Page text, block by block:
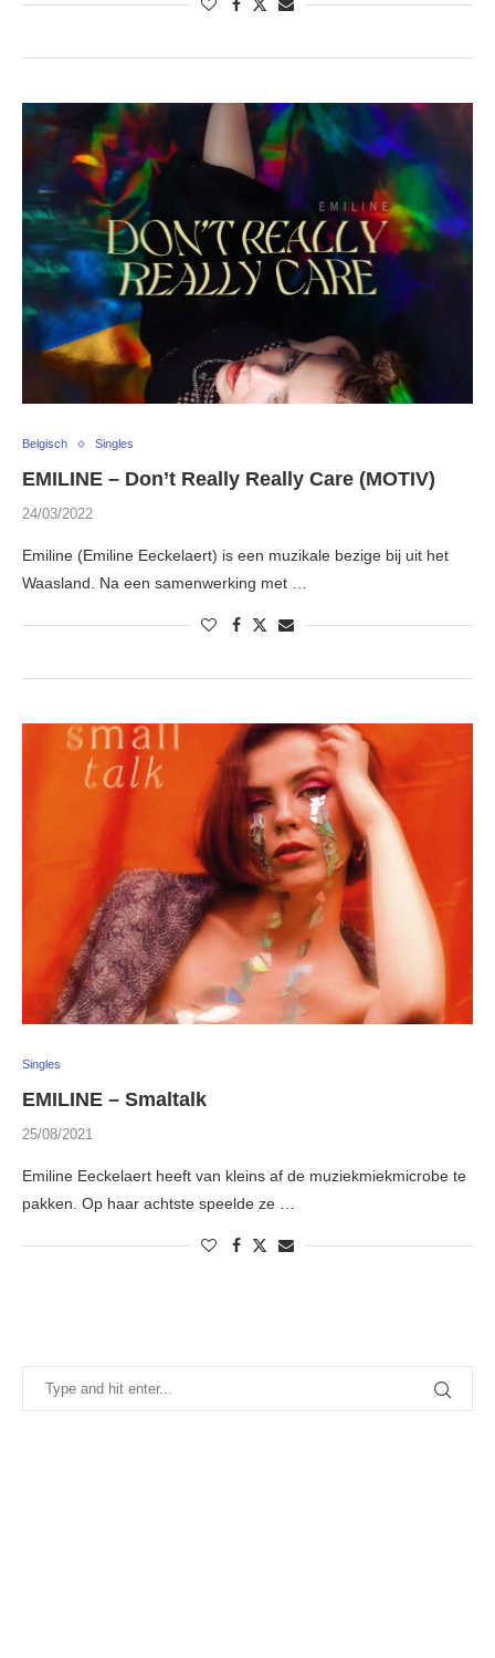
Belgisch Singles
EMILINE – Don’t Really Really Care (MOTIV)
24/03/2022
Emiline (Emiline Eeckelaert) is een muzikale bezige bij uit het
Waasland. Na een samenwerking met …
Singles
EMILINE – Smaltalk
25/08/2021
Emiline Eeckelaert heeft van kleins af de muziekmiekmicrobe te
pakken. Op haar achtste speelde ze …